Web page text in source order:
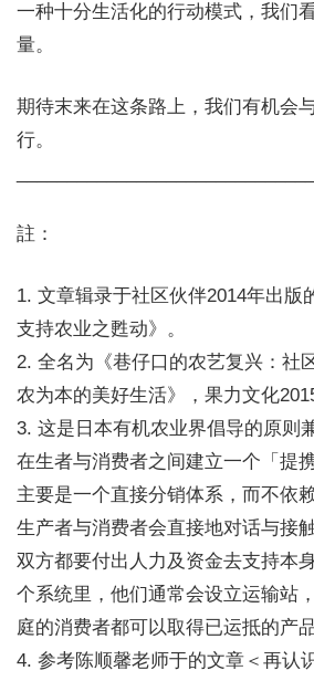
一种十分生活化的行动模式，我们
量。
期待末来在这条路上，我们有机会
行。
註：
1. 文章辑录于社区伙伴2014年出版
支持农业之甦动》。
2. 全名为《巷仔口的农艺复兴：社
农为本的美好生活》，果力文化
3. 这是日本有机农业界倡导的原则
在生者与消费者之间建立一个「提
主要是一个直接分销体系，而不依
生产者与消费者会直接地对话与接
双方都要付出人力及资金去支持本
个系统里，他们通常会设立运输站
庭的消费者都可以取得已运抵的产品
4. 参考陈顺馨老师于的文章＜再认